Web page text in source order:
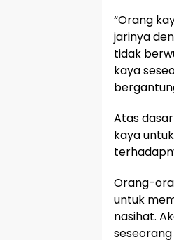
“Orang
jarinya
tidak
kaya
Atas
kaya
Orang-
untuk
nasihat.